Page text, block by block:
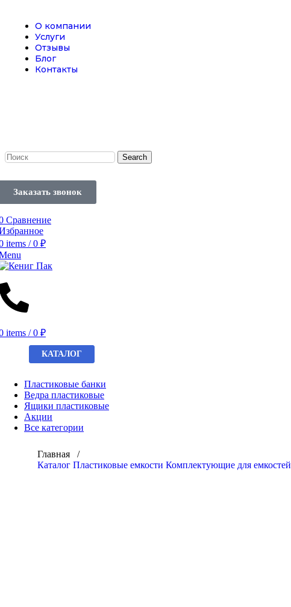
О компании
Услуги
Отзывы
Блог
Контакты
Search
Заказать звонок
Сравнение
items / 0 ₽
items / 0 ₽
КАТАЛОГ
Пластиковые банки
Ведра пластиковые
Ящики пластиковые
Акции
Все категории
Главная /
Каталог Пластиковые емкости Комплектующие для емкостей